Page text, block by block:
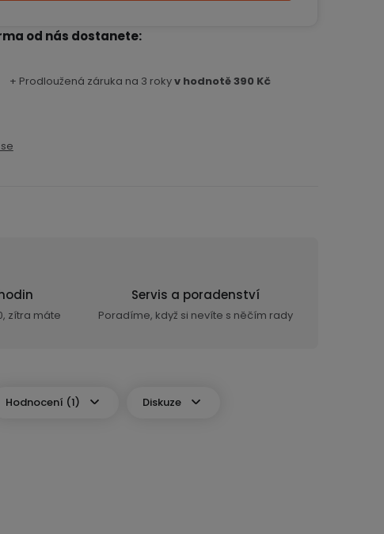
od nás dostanete
+ Prodloužená záruka na 3 rokyv hodnotě 390 Kč
zítra máte
Servis a poradenství
Poradíme, když si nevíte s něčím rady
Hodnocení (1) Diskuze